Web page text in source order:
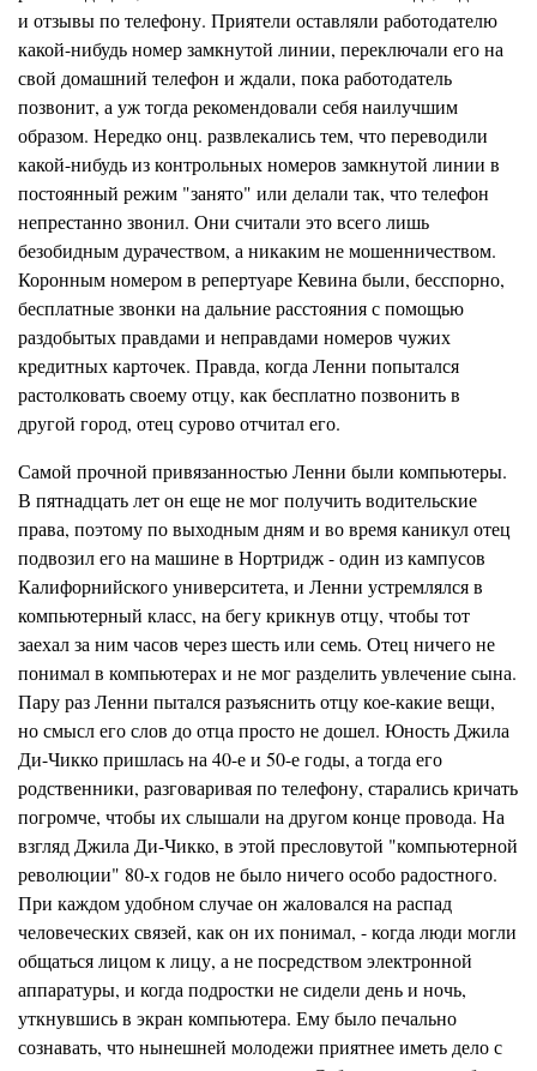
и отзывы по телефону. Приятели оставляли работодателю
какой-нибудь номер замкнутой линии, переключали его на
свой домашний телефон и ждали, пока работодатель
позвонит, а уж тогда рекомендовали себя наилучшим
образом. Нередкоонц. развлекались тем, что переводили
какой-нибудь из контрольных номеров замкнутой линии в
постоянный режим "занято" или делали так, что телефон
непрестанно звонил. Они считали это всего лишь
безобидным дурачеством, а никаким не мошенничеством.
Коронным номером в репертуаре Кевина были, бесспорно,
бесплатные звонки на дальние расстояния с помощью
раздобытых правдами и неправдами номеров чужих
кредитных карточек. Правда, когда Ленни попытался
растолковать своему отцу, как бесплатно позвонить в
другой город, отец сурово отчитал его.
Самой прочной привязанностью Ленни были компьютеры.
В пятнадцать лет он еще не мог получить водительские
права, поэтому по выходным дням и во время каникул отец
подвозил его на машине в Нортридж- один изкампусов
Калифорнийского университета, и Ленни устремлялся в
компьютерный класс, на бегу крикнув отцу, чтобы тот
заехал за ним часов через шесть или семь. Отец ничего не
понимал в компьютерах и не мог разделить увлечение сына.
Пару раз Ленни пытался разъяснить отцу кое-какие вещи,
но смысл его слов до отца просто не дошел. Юность Джила
Ди-Чиккопришлась на 40-е и 50-е годы, а тогда его
родственники, разговаривая по телефону, старались кричать
погромче, чтобы их слышали на другом конце провода. На
взгляд Джила Ди-Чикко, в этой пресловутой "компьютерной
революции" 80-х годов не было ничего особо радостного.
При каждом удобном случае он жаловался на распад
человеческих связей, как он их понимал, - когда люди могли
общаться лицом к лицу, а не посредством электронной
аппаратуры, и когда подростки не сидели день и ночь,
уткнувшись в экран компьютера. Ему было печально
сознавать, что нынешней молодежи приятнее иметь дело с